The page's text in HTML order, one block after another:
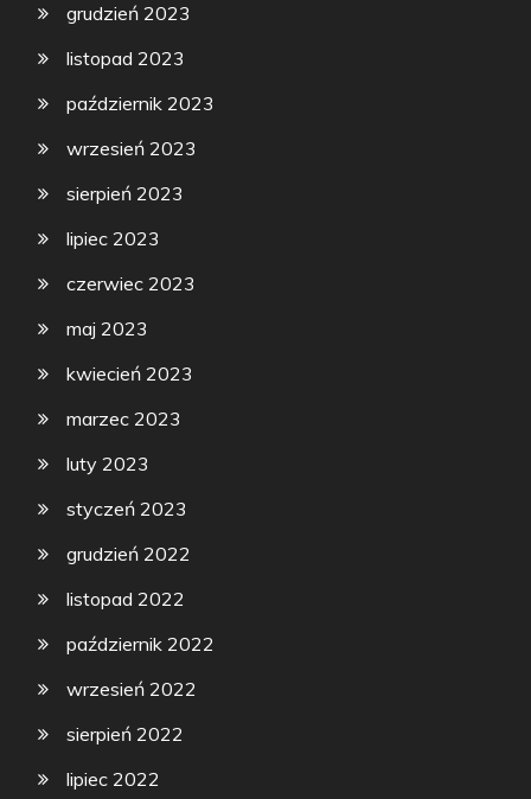
grudzień 2023
listopad 2023
październik 2023
wrzesień 2023
sierpień 2023
lipiec 2023
czerwiec 2023
maj 2023
kwiecień 2023
marzec 2023
luty 2023
styczeń 2023
grudzień 2022
listopad 2022
październik 2022
wrzesień 2022
sierpień 2022
lipiec 2022